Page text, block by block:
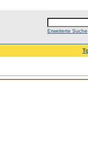
Erweiterte Suche